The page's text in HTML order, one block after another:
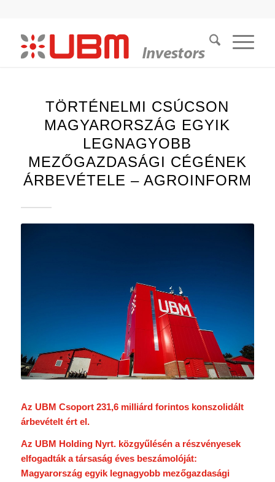
TÖRTÉNELMI CSÚCSON
MAGYARORSZÁG EGYIK
LEGNAGYOBB
MEZŐGAZDASÁGI CÉGÉNEK
ÁRBEVÉTELE – AGROINFORM
Az UBM Csoport 231,6 milliárd forintos konszolidált
árbevételt ért el.
Az UBM Holding Nyrt. közgyűlésén a részvényesek
elfogadták a társaság éves beszámolóját:
Magyarország egyik legnagyobb mezőgazdasági